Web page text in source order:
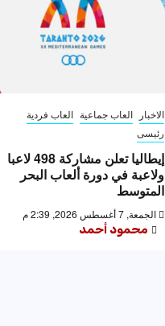
الاخبار العاب جماعية العاب فردية
رئيسى
إيطاليا تعلن مشاركة 498 لاعبا
ولاعبة في دورة ألعاب البحر
المتوسط
الجمعة, 7 أغسطس 2026, 2:39 م
محمود أحمد